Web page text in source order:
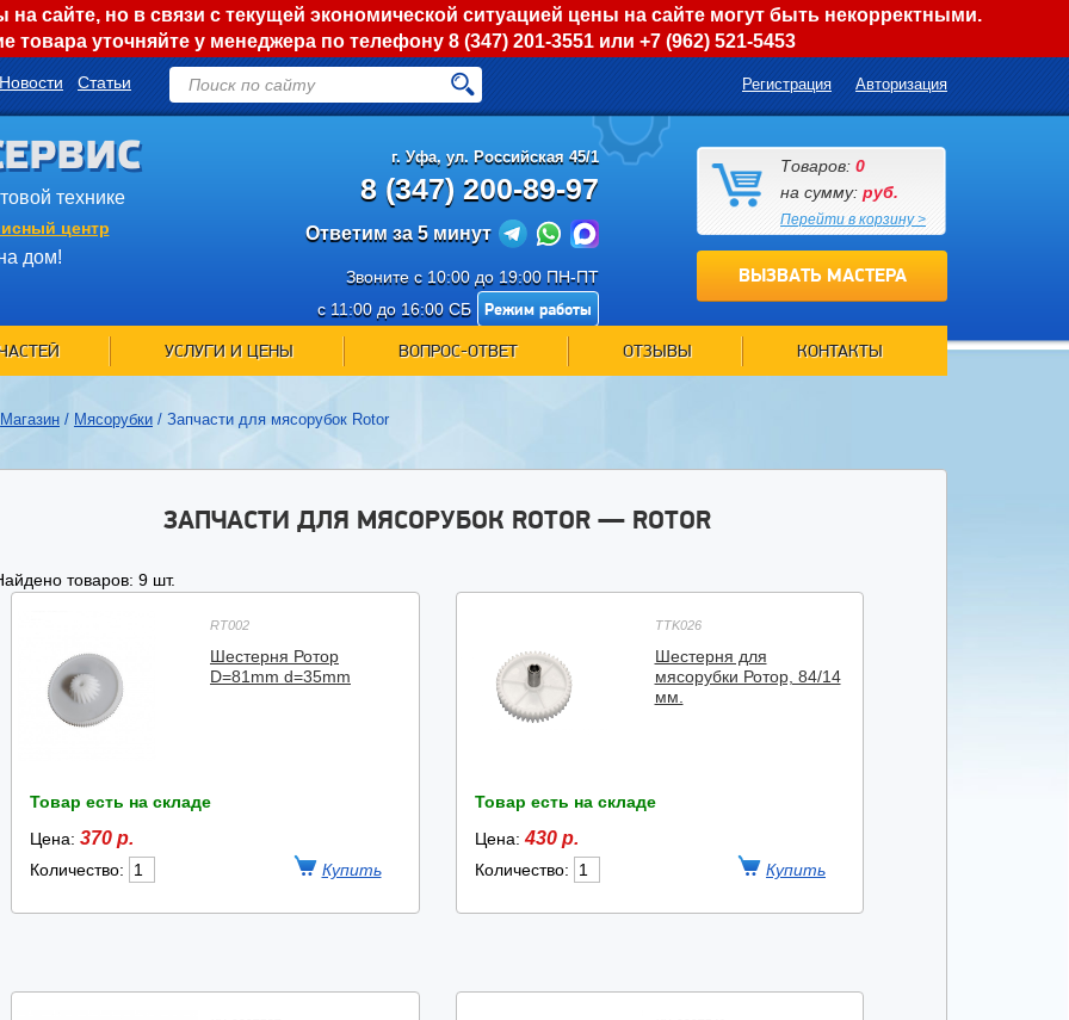
сайте, но в связи с текущей экономической ситуацией цены на сайте могут быть некорректными.
товара уточняйте у менеджера по телефону 8 (347) 201-3551или +7 (962) 521-5453
Новости Статьи Регистрация Авторизация
технике
центр
дом!
г. Уфа, ул. Российская 45/1
8 (347) 200-89-97
Ответим за 5 минут
Звоните с 10:00 до 19:00 ПН-ПТ
с 11:00 до 16:00 СБ
Режим работы
Товаров: 0
на сумму: руб.
Перейти в корзину >
ВЫЗВАТЬ МАСТЕРА
УСЛУГИ И ЦЕНЫ ВОПРОС-ОТВЕТ ОТЗЫВЫ КОНТАКТЫ
Магазин / Мясорубки / Запчасти для мясорубок Rotor
ЗАПЧАСТИ ДЛЯ МЯСОРУБОК ROTOR — ROTOR
товаров: 9 шт.
RT002
Шестерня Ротор
D=81mm d=35mm
Товар есть на складе
Цена: 370 р.
Количество:
TTK026
Шестерня для
мясорубки Ротор, 84/14
мм.
Товар есть на складе
Цена:430 р.
Количество: